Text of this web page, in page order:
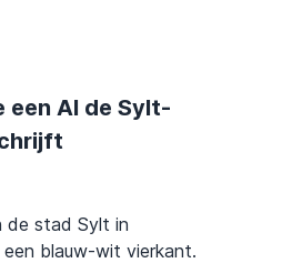
een AI de Sylt-
de stad Sylt in
een blauw-wit vierkant.